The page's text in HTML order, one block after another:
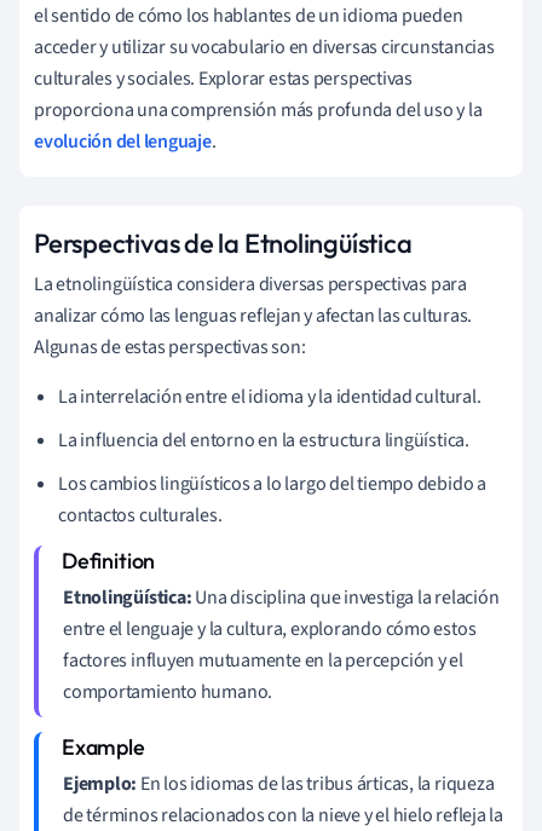
el sentido de cómo los hablantes de un idioma pueden
acceder y utilizar su vocabulario en diversas circunstancias
culturales y sociales. Explorar estas perspectivas
proporciona una comprensión más profunda del uso y la
evolución del lenguaje.
Perspectivas de la Etnolingüística
La etnolingüística considera diversas perspectivas para
analizar cómo las lenguas reflejan y afectan las culturas.
Algunas de estas perspectivas son:
La interrelación entre el idioma y la identidad cultural.
La influencia del entorno en la estructura lingüística.
Los cambios lingüísticos a lo largo del tiempo debido a
contactos culturales.
Etnolingüística:Una disciplina que investiga la relación
entre el lenguaje y la cultura, explorando cómo estos
factores influyen mutuamente en la percepción y el
comportamiento humano.
Ejemplo: En los idiomas de las tribus árticas, la riqueza
de términos relacionados con la nieve y el hielo refleja la